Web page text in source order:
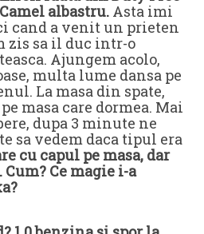
albastru. Asta imi
cand a venit un prieten
zis sa il duc intr-o
Ajungem acolo,
multa lume dansa pe
La masa din spate,
masa care dormea. Mai
dupa 3 minute ne
sa vedem daca tipul era
cu capul pe masa, dar
Ce magie i-a